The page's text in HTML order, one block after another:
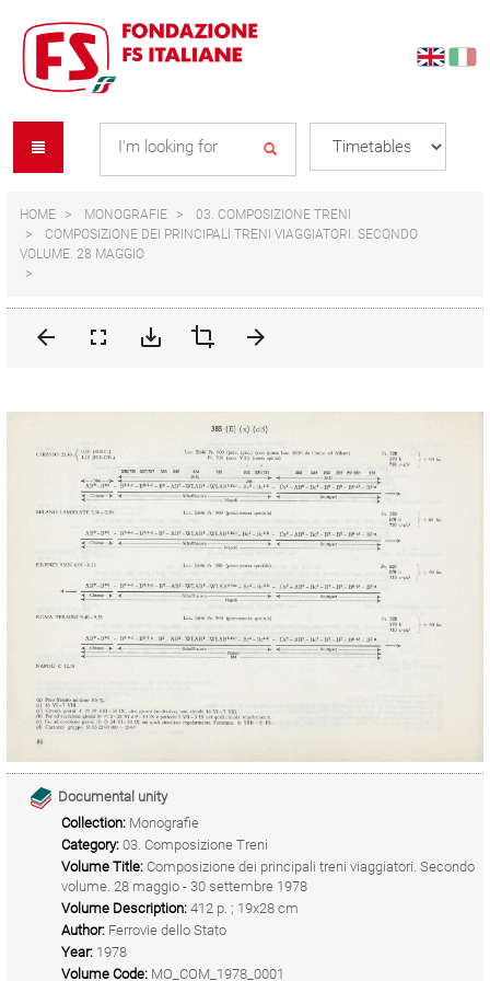
content
navigation
menu
HOME MONOGRAFIE
03. COMPOSIZIONE TRENI
COMPOSIZIONE DEI PRINCIPALI TRENI VIAGGIATORI. SECONDO
VOLUME. 28 MAGGIO
Documental unity
Collection: Monografie
Category: 03. Composizione Treni
Volume Title: Composizione dei principali treni viaggiatori. Secondo
volume. 28 maggio - 30 settembre 1978
Volume Description: 412 p. ; 19x28 cm
Author: Ferrovie dello Stato
Year: 1978
Volume Code: MO_COM_1978_0001